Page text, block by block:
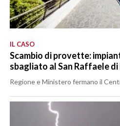
IL CASO
Scambio di provette:
sbagliato al San Raffaele
Regione e Ministero fermano il